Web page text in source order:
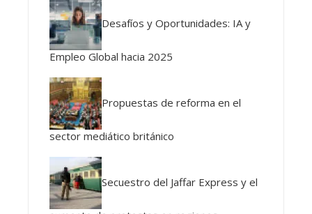
Desafíos y Oportunidades: IA y
Empleo Global hacia 2025
Propuestas de reforma en el
sector mediático británico
Secuestro del Jaffar Express y el